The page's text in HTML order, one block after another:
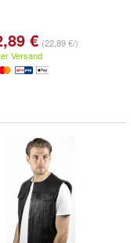
€ (22,89 €/)
Versand